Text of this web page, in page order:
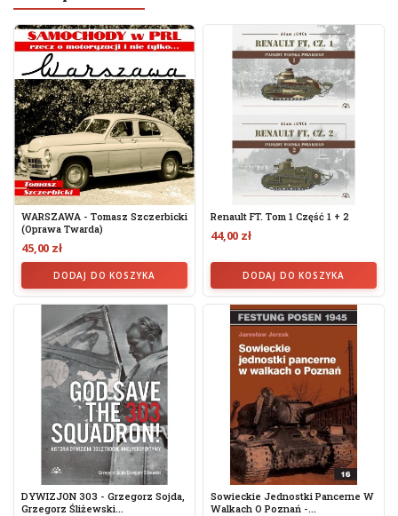
WARSZAWA - Tomasz Szczerbicki
(oprawa Twarda)
45,00 zł
DODAJ DO KOSZYKA
Renault FT. Tom 1 Część 1 + 2
44,00 zł
DODAJ DO KOSZYKA
DYWIZJON 303 - Grzegorz Sojda,
Grzegorz Śliżewski...
Sowieckie Jednostki Pancerne W
Walkach O Poznań -...